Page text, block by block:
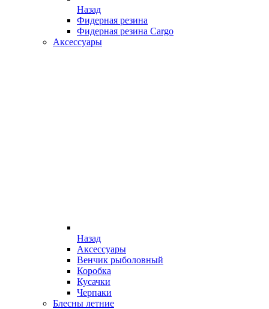
Назад
Фидерная резина
Фидерная резина Cargo
Аксессуары
Назад
Аксессуары
Венчик рыболовный
Коробка
Кусачки
Черпаки
Блесны летние